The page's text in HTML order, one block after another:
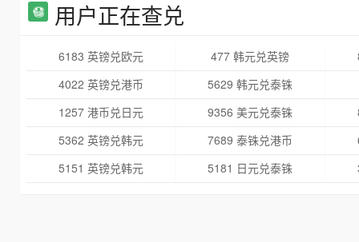
用户正在查兑
6183 英镑兑欧元 477 韩元兑英镑
4022 英镑兑港币
5629 韩元兑泰铢
1257 港币兑日元
9356 美元兑泰铢
5362 英镑兑韩元
7689 泰铢兑港币
5151 英镑兑韩元
5181 日元兑泰铢